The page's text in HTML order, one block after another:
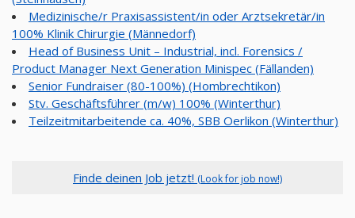
Medizinische/r Praxisassistent/in oder Arztsekretär/in
100% Klinik Chirurgie (Männedorf)
Head of Business Unit – Industrial, incl. Forensics /
Product Manager Next Generation Minispec (Fällanden)
Senior Fundraiser (80-100%) (Hombrechtikon)
Stv. Geschäftsführer (m/w) 100% (Winterthur)
Teilzeitmitarbeitende ca. 40%, SBB Oerlikon (Winterthur)
Finde deinen Job jetzt! (Look for job now!)